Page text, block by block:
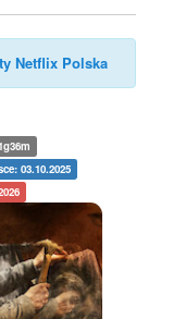
Netflix Polska
03.10.2025